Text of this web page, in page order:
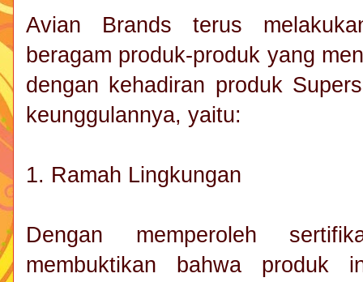
Avian Brands terus
beragam produk-produk yang
dengan kehadiran produk
keunggulannya, yaitu:
1. Ramah Lingkungan
Dengan memperoleh
membuktikan bahwa produk